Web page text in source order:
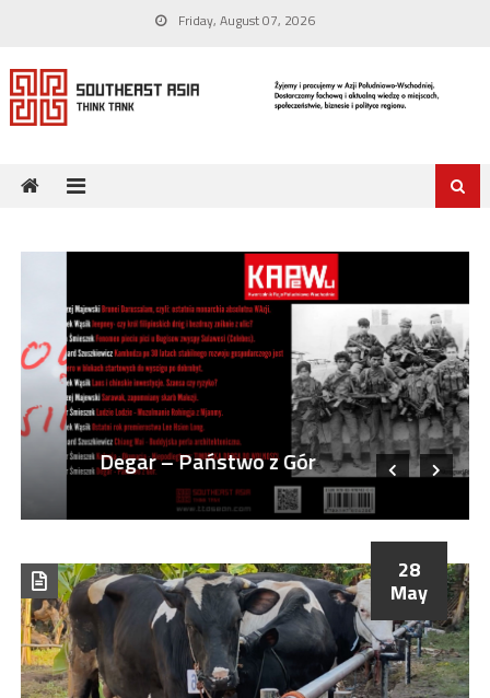
Friday, August 07, 2026
Degar – Państwo z Gór
28
May